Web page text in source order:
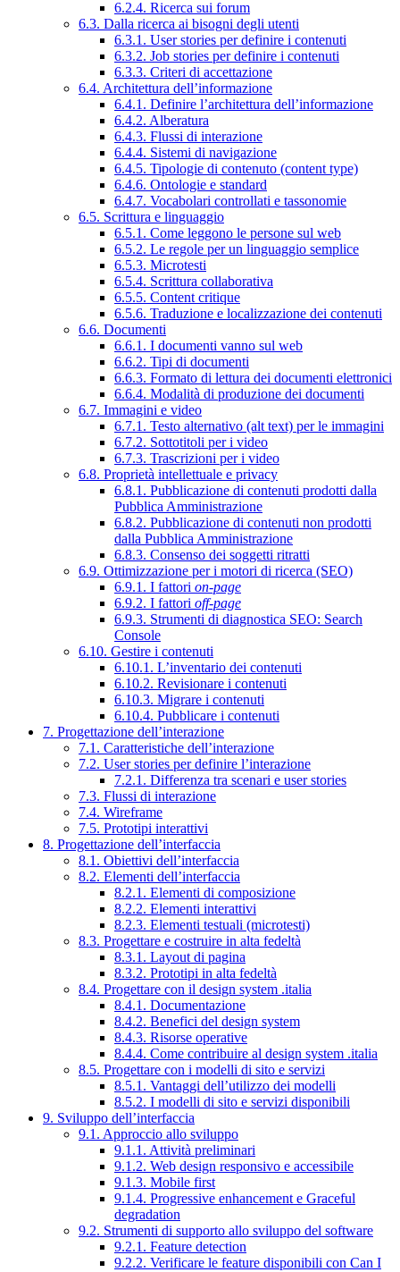
6.2.4. Ricerca sui forum
6.3. Dalla ricerca ai bisogni degli utenti
6.3.1. User stories per definire i contenuti
6.3.2. Job stories per definire i contenuti
6.3.3. Criteri di accettazione
6.4. Architettura dell’informazione
6.4.1. Definire l’architettura dell’informazione
6.4.2. Alberatura
6.4.3. Flussi di interazione
6.4.4. Sistemi di navigazione
6.4.5. Tipologie di contenuto (content type)
6.4.6. Ontologie e standard
6.4.7. Vocabolari controllati e tassonomie
6.5. Scrittura e linguaggio
6.5.1. Come leggono le persone sul web
6.5.2. Le regole per un linguaggio semplice
6.5.3. Microtesti
6.5.4. Scrittura collaborativa
6.5.5. Content critique
6.5.6. Traduzione e localizzazione dei contenuti
6.6. Documenti
6.6.1. I documenti vanno sul web
6.6.2. Tipi di documenti
6.6.3. Formato di lettura dei documenti elettronici
6.6.4. Modalità di produzione dei documenti
6.7. Immagini e video
6.7.1. Testo alternativo (alt text) per le immagini
6.7.2. Sottotitoli per i video
6.7.3. Trascrizioni per i video
6.8. Proprietà intellettuale e privacy
6.8.1. Pubblicazione di contenuti prodotti dalla
Pubblica Amministrazione
6.8.2. Pubblicazione di contenuti non prodotti
dalla Pubblica Amministrazione
6.8.3. Consenso dei soggetti ritratti
6.9. Ottimizzazione per i motori di ricerca (SEO)
6.9.1. I fattori on-page
6.9.2. I fattori off-page
6.9.3. Strumenti di diagnostica SEO: Search
Console
6.10. Gestire i contenuti
6.10.1. L’inventario dei contenuti
6.10.2. Revisionare i contenuti
6.10.3. Migrare i contenuti
6.10.4. Pubblicare i contenuti
7. Progettazione dell’interazione
7.1. Caratteristiche dell’interazione
7.2. User stories per definire l’interazione
7.2.1. Differenza tra scenari e user stories
7.3. Flussi di interazione
7.4. Wireframe
7.5. Prototipi interattivi
8. Progettazione dell’interfaccia
8.1. Obiettivi dell’interfaccia
8.2. Elementi dell’interfaccia
8.2.1. Elementi di composizione
8.2.2. Elementi interattivi
8.2.3. Elementi testuali (microtesti)
8.3. Progettare e costruire in alta fedeltà
8.3.1. Layout di pagina
8.3.2. Prototipi in alta fedeltà
8.4. Progettare con il design system .italia
8.4.1. Documentazione
8.4.2. Benefici del design system
8.4.3. Risorse operative
8.4.4. Come contribuire al design system .italia
8.5. Progettare con i modelli di sito e servizi
8.5.1. Vantaggi dell’utilizzo dei modelli
8.5.2. I modelli di sito e servizi disponibili
9. Sviluppo dell’interfaccia
9.1. Approccio allo sviluppo
9.1.1. Attività preliminari
9.1.2. Web design responsivo e accessibile
9.1.3. Mobile first
9.1.4. Progressive enhancement e Graceful
degradation
9.2. Strumenti di supporto allo sviluppo del software
9.2.1. Feature detection
9.2.2. Verificare le feature disponibili con Can I